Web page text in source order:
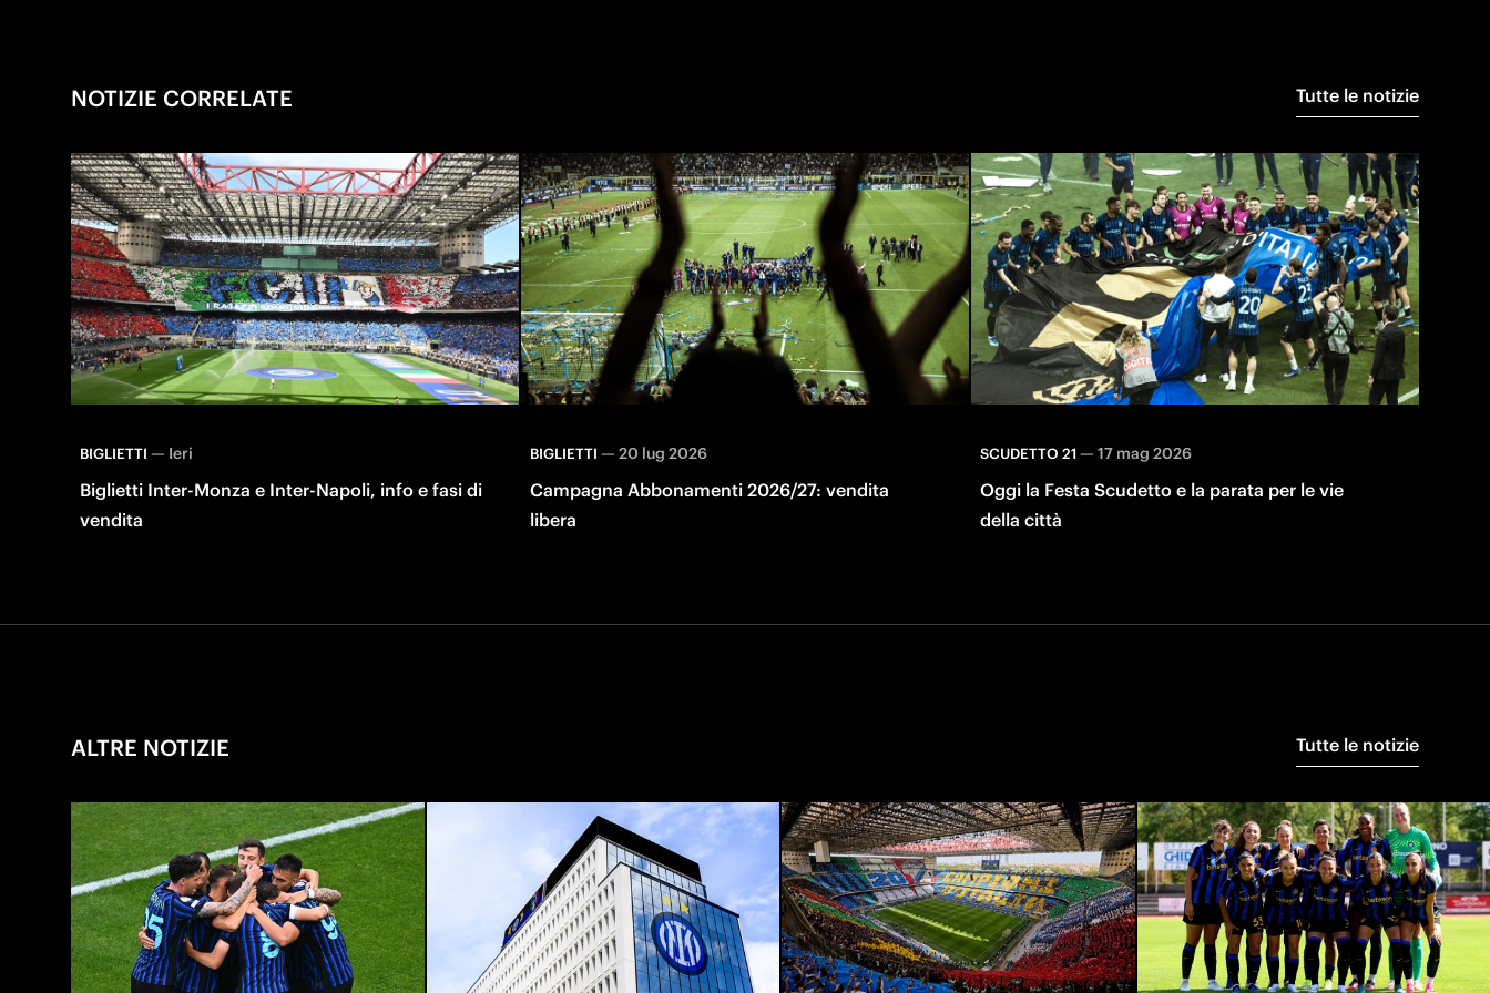
NOTIZIE CORRELATE Tutte le notizie
BIGLIETTI — Ieri
Biglietti Inter-Monza e Inter-Napoli, info e fasi di
vendita
BIGLIETTI — 20 lug 2026
Campagna Abbonamenti 2026/27: vendita
libera
SCUDETTO 21— 17 mag 2026
Oggi la Festa Scudetto e la parata per le vie
della città
ALTRE NOTIZIE Tutte le notizie